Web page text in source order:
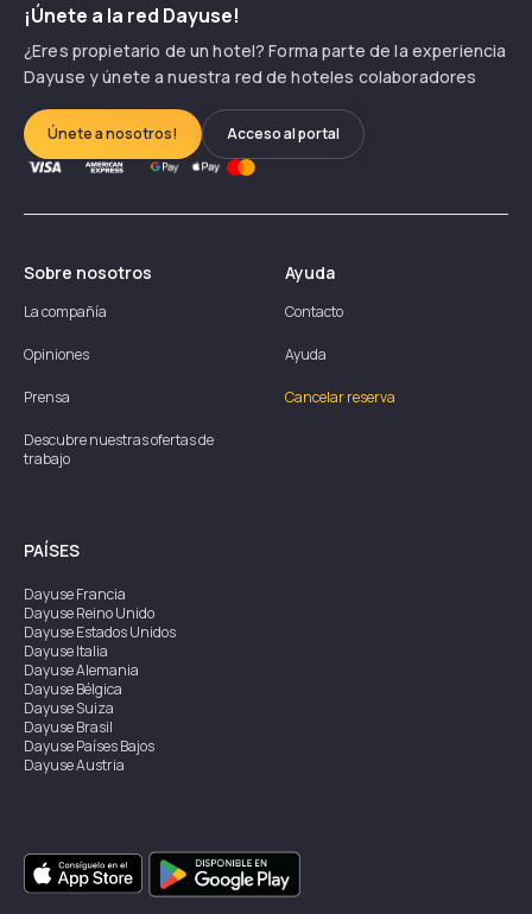
¡Únete a la red Dayuse!
¿Eres propietario de un hotel? Forma parte de la experiencia
Dayuse y únete a nuestra red de hoteles colaboradores
Únete a nosotros! Acceso al portal
Sobre nosotros
La compañía
Opiniones
Prensa
Descubre nuestras ofertas de
trabajo
Ayuda
Contacto
Ayuda
Cancelar reserva
PAÍSES
DayuseFrancia
DayuseReino Unido
DayuseEstados Unidos
DayuseItalia
DayuseAlemania
DayuseBélgica
DayuseSuiza
DayuseBrasil
DayusePaíses Bajos
DayuseAustria
DayuseSingapur
DayuseSuecia
DayuseTailandia